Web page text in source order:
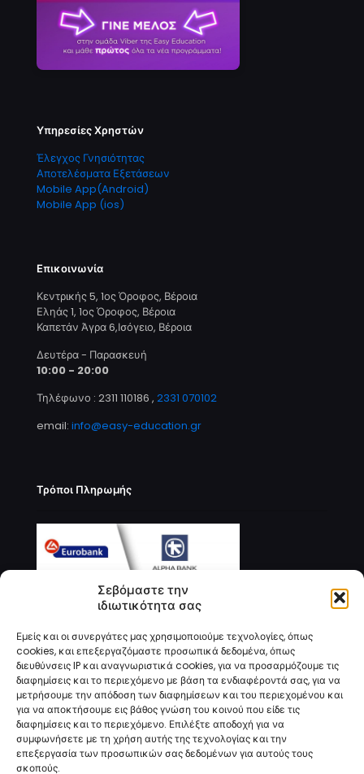
Σεβόμαστε την
ιδιωτικότητα σας
Εμείς και οι συνεργάτες μας χρησιμοποιούμε τεχνολογίες, όπως
cookies, και επεξεργαζόμαστε προσωπικά δεδομένα, όπως
διευθύνσεις IP και αναγνωριστικά cookies, για να προσαρμόζουμε τις
διαφημίσεις και το περιεχόμενο με βάση τα ενδιαφέροντά σας, για να
μετρήσουμε την απόδοση των διαφημίσεων και του περιεχομένου και
για να αποκτήσουμε εις βάθος γνώση του κοινού που είδε τις
διαφημίσεις και το περιεχόμενο. Επιλέξτε αποδοχή για να
συμφωνήσετε με τη χρήση αυτής της τεχνολογίας και την
επεξεργασία των προσωπικών σας δεδομένων για αυτούς τους
σκοπούς.
Υπηρεσίες Χρηστών
Έλεγχος Γνησιότητας
Αποτελέσματα Εξετάσεων
Mobile App(Android)
Mobile App (ios)
Επικοινωνία
Κεντρικής 5, 1ος Όροφος, Βέροια
Εληάς 1, 1ος Όροφος, Βέροια
Καπετάν Άγρα 6,Ισόγειο, Βέροια
Δευτέρα - Παρασκευή
10:00 - 20:00
Τηλέφωνο : 2311 110186 , 2331 070102
email: info@easy-education.gr
Τρόποι Πληρωμής